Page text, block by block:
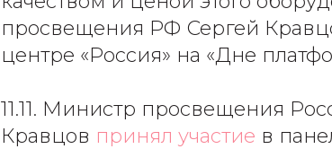
просвещения РФ Сергей
центре «Россия» на «Дне
11.11. Министр просвещения
Кравцов принял участие в